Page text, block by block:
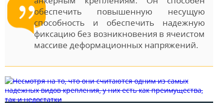
обеспечить повышенную несущую
способность и обеспечить надежную
фиксацию без возникновения в ячеистом
массиве деформационных напряжений.